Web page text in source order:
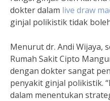
dokter dalam live draw
ginjal polikistik tidak
Menurut dr. Andi Wijaya,
Rumah Sakit Cipto
dengan dokter sangat
penyakit ginjal polikistik.
dalam menentukan